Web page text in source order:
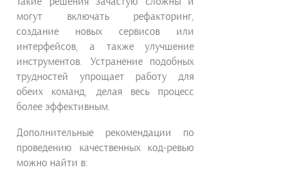
могут включать рефакторинг,
создание новых сервисов или
интерфейсов, а также улучшение
инструментов. Устранение подобных
трудностей упрощает работу для
обеих команд, делая весь процесс
более эффективным.
Дополнительные рекомендации по
проведению качественных код-ревью
можно найти в: